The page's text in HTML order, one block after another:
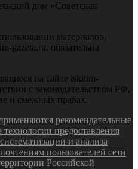
дом «Советская
материалов,
gazeta.ru, обязательна
на сайте iskitim-
с законодательством РФ,
и смежных правах.
рекомендательные
предоставления
и анализа
пользователей сети
Российской